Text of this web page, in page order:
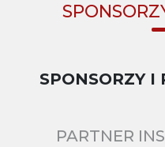
SPONSORZY I
PARTNER